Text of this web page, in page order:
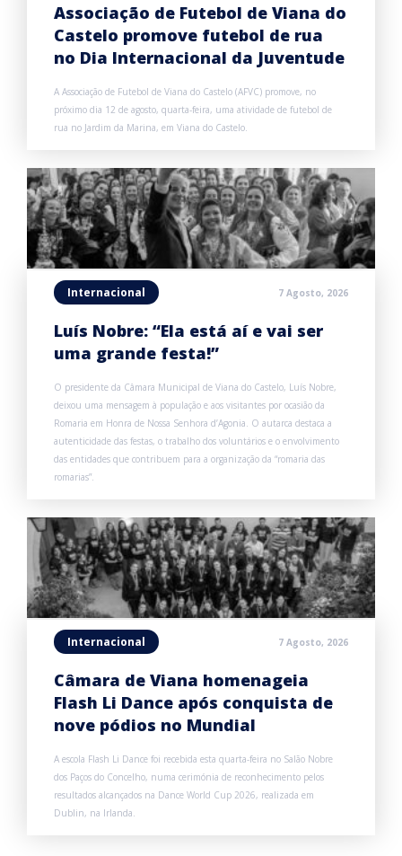
Associação de Futebol de Viana do
Castelo promove futebol de rua
no Dia Internacional da Juventude
A Associação de Futebol de Viana do Castelo (AFVC) promove, no
próximo dia 12 de agosto, quarta-feira, uma atividade de futebol de
rua no Jardim da Marina, em Viana do Castelo.
Internacional 7 Agosto, 2026
Luís Nobre: “Ela está aí e vai ser
uma grande festa!”
O presidente da Câmara Municipal de Viana do Castelo, Luís Nobre,
deixou uma mensagem à população e aos visitantes por ocasião da
Romaria em Honra de Nossa Senhora d’Agonia. O autarca destaca a
autenticidade das festas, o trabalho dos voluntários e o envolvimento
das entidades que contribuem para a organização da “romaria das
romarias”.
Internacional 7 Agosto, 2026
Câmara de Viana homenageia
Flash Li Dance após conquista de
nove pódios no Mundial
A escola Flash Li Dance foi recebida esta quarta-feira no Salão Nobre
dos Paços do Concelho, numa cerimónia de reconhecimento pelos
resultados alcançados na Dance World Cup 2026, realizada em
Dublin, na Irlanda.